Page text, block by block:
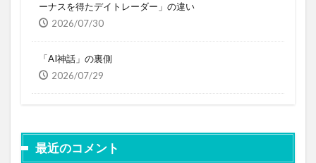
ーナスを得たデイトレーダー」の違い
2026/07/30
「AI神話」の裏側
2026/07/29
最近のコメント